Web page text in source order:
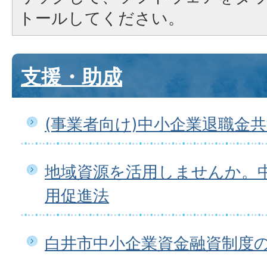
トールしてください。
支援・助成
(事業者向け)中小企業退職金
地域資源を活用しませんか。
用促進法
白井市中小企業資金融資制度